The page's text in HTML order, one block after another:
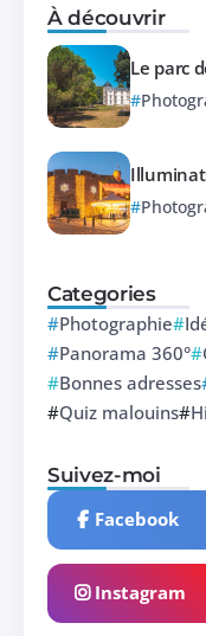
À découvrir
Le parc
Categories
Photographie
Panorama 360°
Bonnes adresses
Quiz malouins
Suivez-moi
Facebook
Instagram